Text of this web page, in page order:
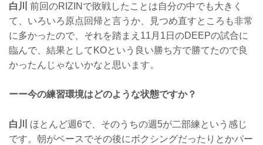
白川
前回のRIZINで敗戦したことは自分の中でも大きく
て、いろいろ原点回帰と言うか、見つめ直すところも非常
に多かったので、それを踏まえ11月1日のDEEPの試合に
臨んで、結果としてKOという良い勝ち方で勝てたので良
かったんじゃないかなと思います。
ーー今の練習環境はどのような状態ですか？
白川
ほとんど週6で、そのうちの週5が二部練という感じ
です。朝がベースでその後にボクシングだったりとかパー